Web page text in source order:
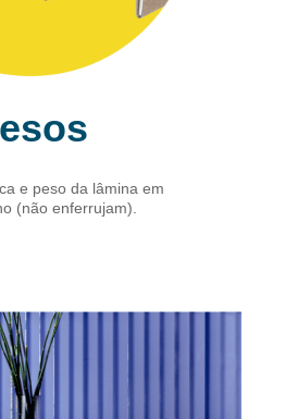
e peso da lâmina em
(não enferrujam).